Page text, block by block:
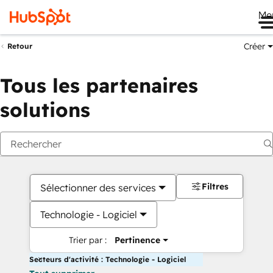
Retour Créer
Tous les partenaires
solutions
Sélectionner des services
Technologie - Logiciel
Trier par : Pertinence
Filtres
Secteurs d'activité : Technologie - Logiciel